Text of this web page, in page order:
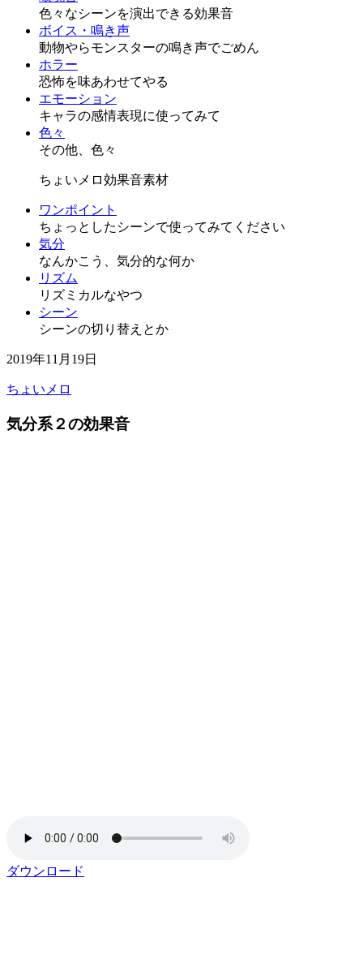
色々なシーンを演出できる効果音
ボイス・鳴き声
動物やらモンスターの鳴き声でごめん
ホラー
恐怖を味あわせてやる
エモーション
キャラの感情表現に使ってみて
色々
その他、色々
ちょいメロ効果音素材
ワンポイント
ちょっとしたシーンで使ってみてください
気分
なんかこう、気分的な何か
リズム
リズミカルなやつ
シーン
シーンの切り替えとか
2019年11月19日
ちょいメロ
気分系２の効果音
ダウンロード